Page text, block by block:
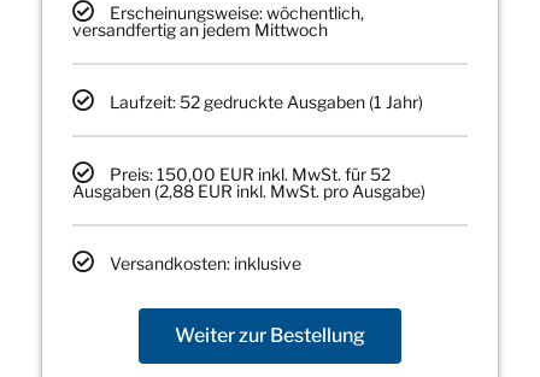
Erscheinungsweise: wöchentlich,
versandfertig an jedem Mittwoch
Laufzeit: 52 gedruckte Ausgaben (1 Jahr)
Preis: 150,00 EUR inkl. MwSt. für 52
Ausgaben (2,88 EUR inkl. MwSt. pro Ausgabe)
Versandkosten: inklusive
Weiter zur Bestellung